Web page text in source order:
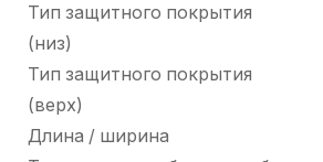
Тип защитного покрытия
(низ)
Тип защитного покрытия
(верх)
Длина / ширина